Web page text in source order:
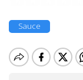
Sauce